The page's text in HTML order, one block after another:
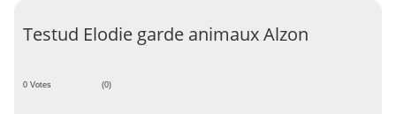
Testud Elodie garde animaux Alzon
0 Votes (0)